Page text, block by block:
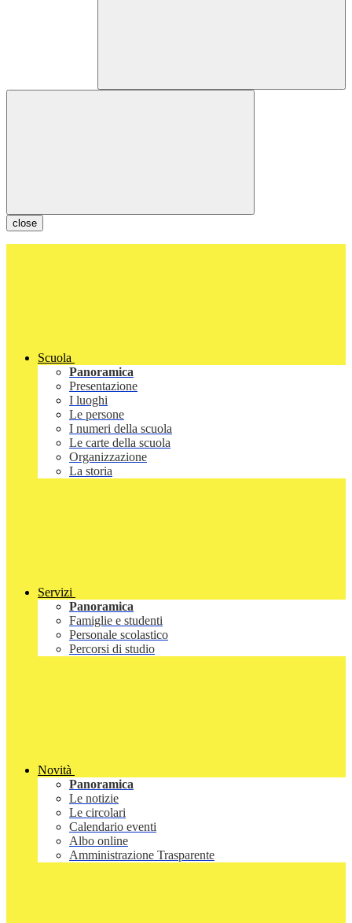
close
Scuola
Panoramica
Presentazione
I luoghi
Le persone
I numeri della scuola
Le carte della scuola
Organizzazione
La storia
Servizi
Panoramica
Famiglie e studenti
Personale scolastico
Percorsi di studio
Novità
Panoramica
Le notizie
Le circolari
Calendario eventi
Albo online
Amministrazione Trasparente